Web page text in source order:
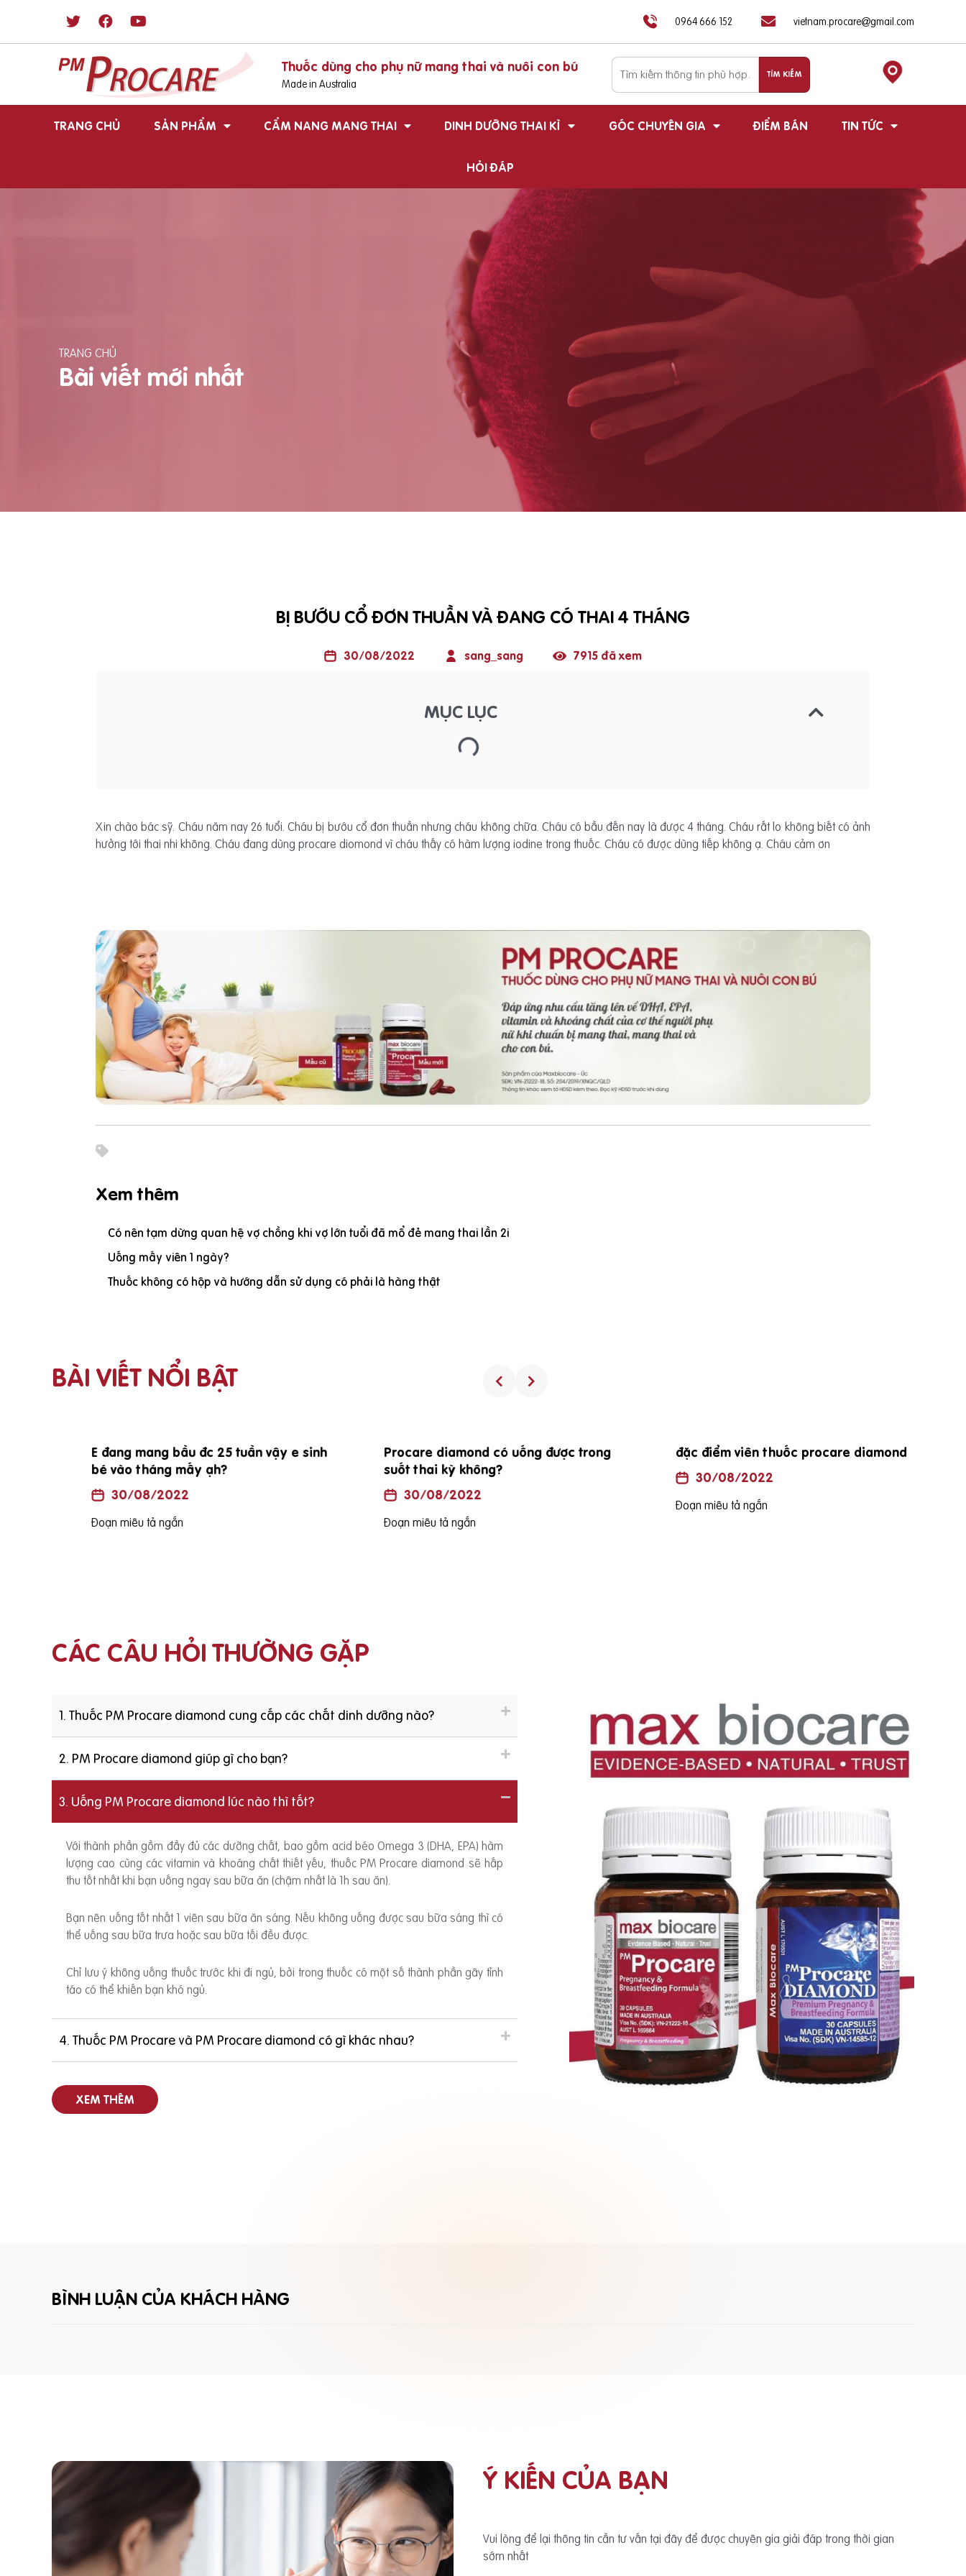
0964 666 152 vietnam.procare@gmail.com
Thuốc dùng cho phụ nữ mang thai và nuôi con bú
Made in Australia
TRANG CHỦ SẢN PHẨM CẨM NANG MANG THAI DINH DƯỠNG THAI KÌ GÓC CHUYÊN GIA ĐIỂM BÁN TIN TỨC
HỎI ĐÁP
TRANG CHỦ
Bài viết mới nhất
BỊ BƯỚU CỔ ĐƠN THUẦN VÀ ĐANG CÓ THAI 4 THÁNG
30/08/2022 sang_sang 7915 đã xem
MỤC LỤC
Xin chào bác sỹ. Cháu năm nay 26 tuổi. Cháu bị bướu cổ đơn thuần nhưng cháu không chữa. Cháu có bầu đến nay là được 4 tháng. Cháu rất lo không biết có ảnh
hưởng tới thai nhi không. Cháu đang dùng procare diomond vì cháu thấy có hàm lượng iodine trong thuốc. Cháu có được dùng tiếp không ạ. Cháu cảm ơn
Xem thêm
Có nên tạm dừng quan hệ vợ chồng khi vợ lớn tuổi đã mổ đẻ mang thai lần 2i
Uống mấy viên 1 ngày?
Thuốc không có hộp và hướng dẫn sử dụng có phải là hàng thật
BÀI VIẾT NỔI BẬT
E đang mang bầu đc 25 tuần vậy e sinh
bé vào tháng mấy ạh?
30/08/2022
Đoạn miêu tả ngắn
Procare diamond có uống được trong
suốt thai kỳ không?
30/08/2022
Đoạn miêu tả ngắn
đặc điểm viên thuốc procare diamond
30/08/2022
Đoạn miêu tả ngắn
CÁC CÂU HỎI THƯỜNG GẶP
1. Thuốc PM Procare diamond cung cấp các chất dinh dưỡng nào?
2. PM Procare diamond giúp gì cho bạn?
3. Uống PM Procare diamond lúc nào thì tốt?
Với thành phần gồm đầy đủ các dưỡng chất, bao gồm acid béo Omega 3 (DHA, EPA) hàm
lượng cao cùng các vitamin và khoáng chất thiết yếu, thuốc PM Procare diamond sẽ hấp
thu tốt nhất khi bạn uống ngay sau bữa ăn (chậm nhất là 1h sau ăn).
Bạn nên uống tốt nhất 1 viên sau bữa ăn sáng. Nếu không uống được sau bữa sáng thì có
thể uống sau bữa trưa hoặc sau bữa tối đều được.
Chỉ lưu ý không uống thuốc trước khi đi ngủ, bởi trong thuốc có một số thành phần gây tỉnh
táo có thể khiến bạn khó ngủ.
4. Thuốc PM Procare và PM Procare diamond có gì khác nhau?
XEM THÊM
BÌNH LUẬN CỦA KHÁCH HÀNG
Ý KIẾN CỦA BẠN
Vui lòng để lại thông tin cần tư vấn tại đây để được chuyên gia giải đáp trong thời gian
sớm nhất